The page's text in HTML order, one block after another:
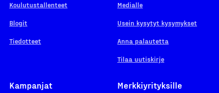
Koulutustallenteet
Blogit
Tiedotteet
Medialle
Usein kysytyt kysymykset
Anna palautetta
Tilaa uutiskirje
Kampanjat Merkkiyrityksille